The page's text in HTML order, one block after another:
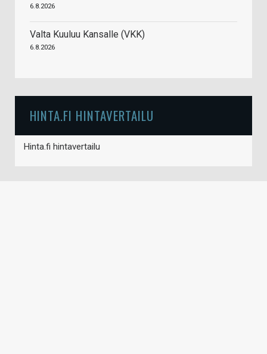
6.8.2026
Valta Kuuluu Kansalle (VKK)
6.8.2026
HINTA.FI HINTAVERTAILU
Hinta.fi hintavertailu